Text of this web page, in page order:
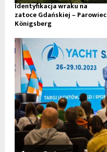
Identyfikacja wraku na
zatoce Gdańskiej – Parowiec
Königsberg